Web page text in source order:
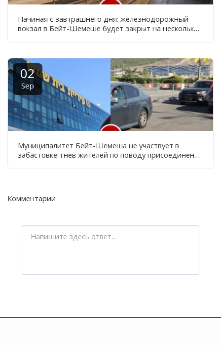
Начиная с завтрашнего дня: железнодорожный
вокзал в Бейт-Шемеше будет закрыт на несколько
02
Sep
Муниципалитет Бейт-Шемеша не участвует в
забастовке: гнев жителей по поводу присоединения
Комментарии